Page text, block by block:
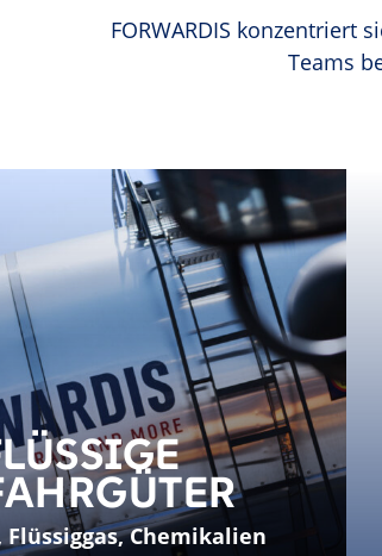
FORWARDIS konzentriert
Teams
Chemikalien